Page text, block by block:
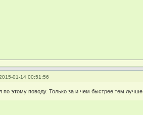
01-14 00:51:56
по этому поводу. Только за и чем быстрее тем лучше.